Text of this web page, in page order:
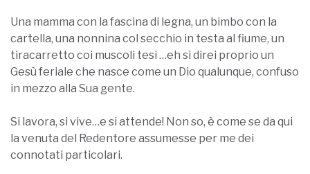
Una mamma con la fascina di legna, un bimbo con la
cartella, una nonnina col secchio in testa al fiume, un
tiracarretto coi muscoli tesi …eh si direi proprio un
Gesù feriale che nasce come un Dio qualunque, confuso
in mezzo alla Sua gente.
Si lavora, si vive…e si attende! Non so, è come se da qui
la venuta del Redentore assumesse per me dei
connotati particolari.